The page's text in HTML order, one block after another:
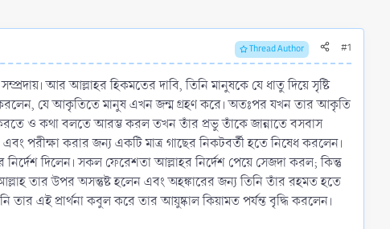
Thread Author #1
আর আল্লাহর হিকমতের দাবি, তিনি মানুষকে যে ধাতু দিয়ে সৃষ্টি
করলেন, যে আকৃতিতে মানুষ এখন জন্ম গ্রহণ করে। অতঃপর যখন তার আকৃতি
ও কথা বলতে আরম্ভ করল তখন তাঁর প্রভু তাঁকে জান্নাতে বসবাস
পরীক্ষা করার জন্য একটি মাত্র গাছের নিকটবর্তী হতে নিষেধ করলেন।
দিলেন। সকল ফেরেশতা আল্লাহর নির্দেশ পেয়ে সেজদা করল; কিন্তু
তার উপর অসন্তুষ্ট হলেন এবং অহঙ্কারের জন্য তিনি তাঁর রহমত হতে
তার এই প্রার্থনা কবুল করে তার আয়ুষ্কাল কিয়ামত পর্যন্ত বৃদ্ধি করলেন।